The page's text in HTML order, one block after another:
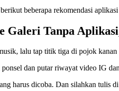
beberapa rekomendasi
Galeri Tanpa
lalu tap titik tiga di pojok kanan
dan putar riwayat video IG
harus dicoba. Dan silahkan tulis